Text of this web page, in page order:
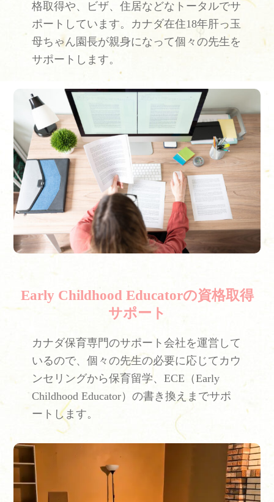
格取得や、ビザ、住居などなトータルでサ
ポートしています。カナダ在住18年肝っ玉
母ちゃん園長が親身になって個々の先生を
サポートします。
Early Childhood Educatorの資格取得
サポート
カナダ保育専門のサポート会社を運営して
いるので、個々の先生の必要に応じてカウ
ンセリングから保育留学、ECE（Early
Childhood Educator）の書き換えまでサポ
ートします。